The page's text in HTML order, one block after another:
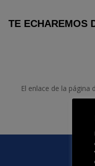
TE ECHAREMOS
El enlace de la